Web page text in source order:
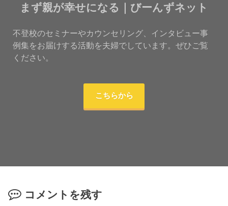
まず親が幸せになる｜びーんずネット
不登校のセミナーやカウンセリング、インタビュー事
例集をお届けする活動を夫婦でしています。ぜひご覧
ください。
こちらから
コメントを残す